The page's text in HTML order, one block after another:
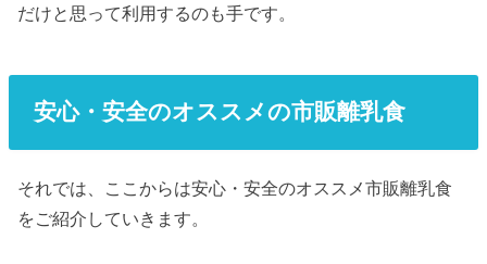
だけと思って利用するのも手です。
安心・安全のオススメの市販離乳食
それでは、ここからは安心・安全のオススメ市販離乳食
をご紹介していきます。